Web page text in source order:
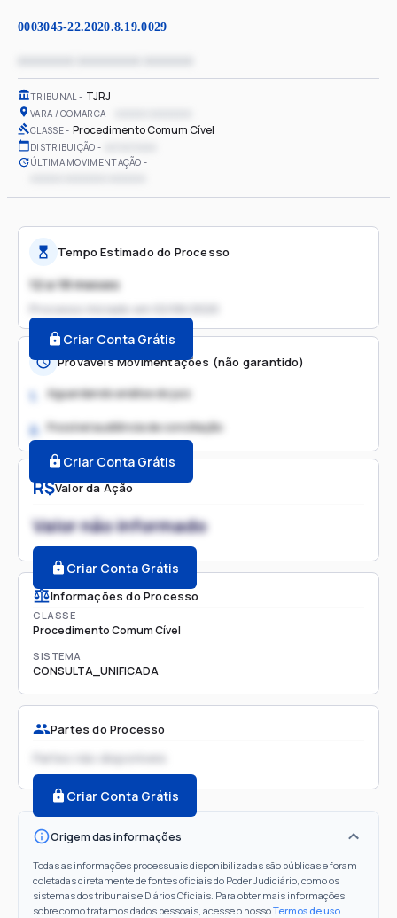
0003045-22.2020.8.19.0029
TRIBUNAL TJRJ
VARA / COMARCA
CLASSE Procedimento Comum Cível
DISTRIBUIÇÃO
ÚLTIMA MOVIMENTAÇÃO
R$Valor da Ação
Valor não informado
Criar Conta Grátis
Informações do Processo
CLASSE
Procedimento Comum Cível
SISTEMA
CONSULTA_UNIFICADA
Partes do Processo
Partes não disponíveis
Criar Conta Grátis
Origem das informações
Todas as informações processuais disponibilizadas são públicas e foram
coletadas diretamente de fontes oficiais do Poder Judiciário, como os
sistemas dos tribunais e Diários Oficiais. Para obter mais informações
sobre como tratamos dados pessoais, acesse o nossoTermos de uso.
Tempo Estimado do Processo
12 a 18 meses
Processo iniciado em
Criar Conta Grátis
Prováveis Movimentações (não garantido)
1. Aguardando análise do juiz
2. Possível audiência de conciliação
Criar Conta Grátis